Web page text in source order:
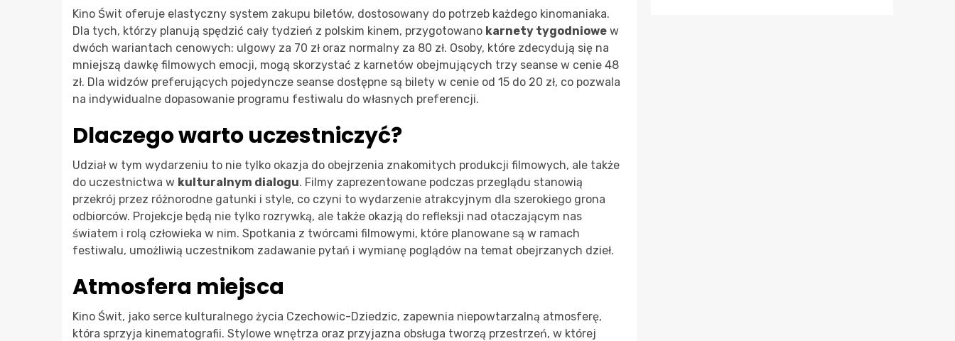
Kino Świt oferuje elastyczny system zakupu biletów, dostosowany do potrzeb każdego kinomaniaka.
Dla tych, którzy planują spędzić cały tydzień z polskim kinem, przygotowano karnety tygodniowe w
dwóch wariantach cenowych: ulgowy za 70 zł oraz normalny za 80 zł. Osoby, które zdecydują się na
mniejszą dawkę filmowych emocji, mogą skorzystać z karnetów obejmujących trzy seanse w cenie 48
zł. Dla widzów preferujących pojedyncze seanse dostępne są bilety w cenie od 15 do 20 zł, co pozwala
na indywidualne dopasowanie programu festiwalu do własnych preferencji.
Dlaczego warto uczestniczyć?
Udział w tym wydarzeniu to nie tylko okazja do obejrzenia znakomitych produkcji filmowych, ale także
do uczestnictwa w kulturalnym dialogu. Filmy zaprezentowane podczas przeglądu stanowią
przekrój przez różnorodne gatunki i style, co czyni to wydarzenie atrakcyjnym dla szerokiego grona
odbiorców. Projekcje będą nie tylko rozrywką, ale także okazją do refleksji nad otaczającym nas
światem i rolą człowieka w nim. Spotkania z twórcami filmowymi, które planowane są w ramach
festiwalu, umożliwią uczestnikom zadawanie pytań i wymianę poglądów na temat obejrzanych dzieł.
Atmosfera miejsca
Kino Świt, jako serce kulturalnego życia Czechowic-Dziedzic, zapewnia niepowtarzalną atmosferę,
która sprzyja kinematografii. Stylowe wnętrza oraz przyjazna obsługa tworzą przestrzeń, w której